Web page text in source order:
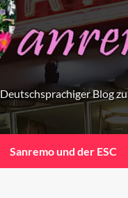
Deutschsprachiger Blog
Sanremo und der ESC